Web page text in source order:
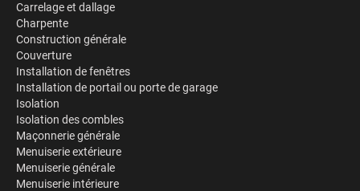
Carrelage et dallage
Charpente
Construction générale
Couverture
Installation de fenêtres
Installation de portail ou porte de garage
Isolation
Isolation des combles
Maçonnerie générale
Menuiserie extérieure
Menuiserie générale
Menuiserie intérieure